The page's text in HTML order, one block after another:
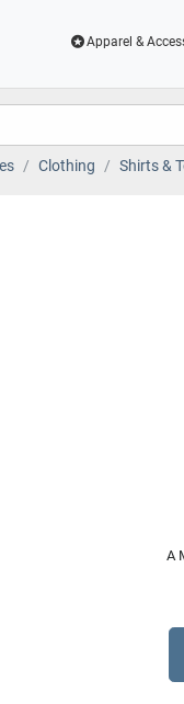
Apparel &
Clothing Shirts &
A